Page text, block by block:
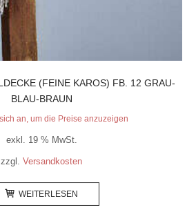
(FEINE KAROS) FB. 12 GRAU-
BLAU-BRAUN
an, um die Preise anzuzeigen
exkl. 19 % MwSt.
zzgl. Versandkosten
WEITERLESEN